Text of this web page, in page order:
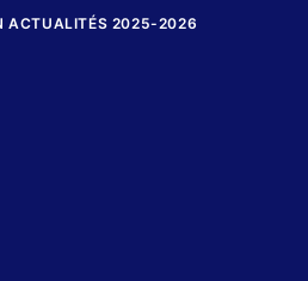
ACTUALITÉS 2025-2026